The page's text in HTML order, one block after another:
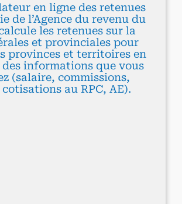
en ligne des retenues
de l’Agence du revenu du
les retenues sur la
et provinciales pour
provinces et territoires en
informations que vous
(salaire, commissions,
au RPC, AE).